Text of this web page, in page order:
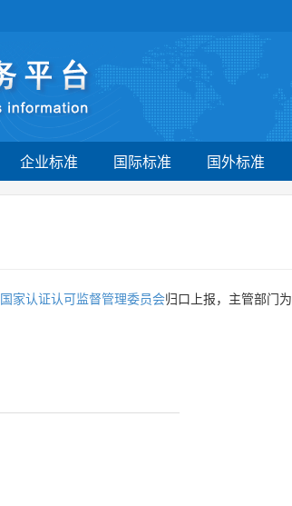
企业标准 国际标准 国外标准
国家认证认可监督管理委员会归口上报，主管部门为